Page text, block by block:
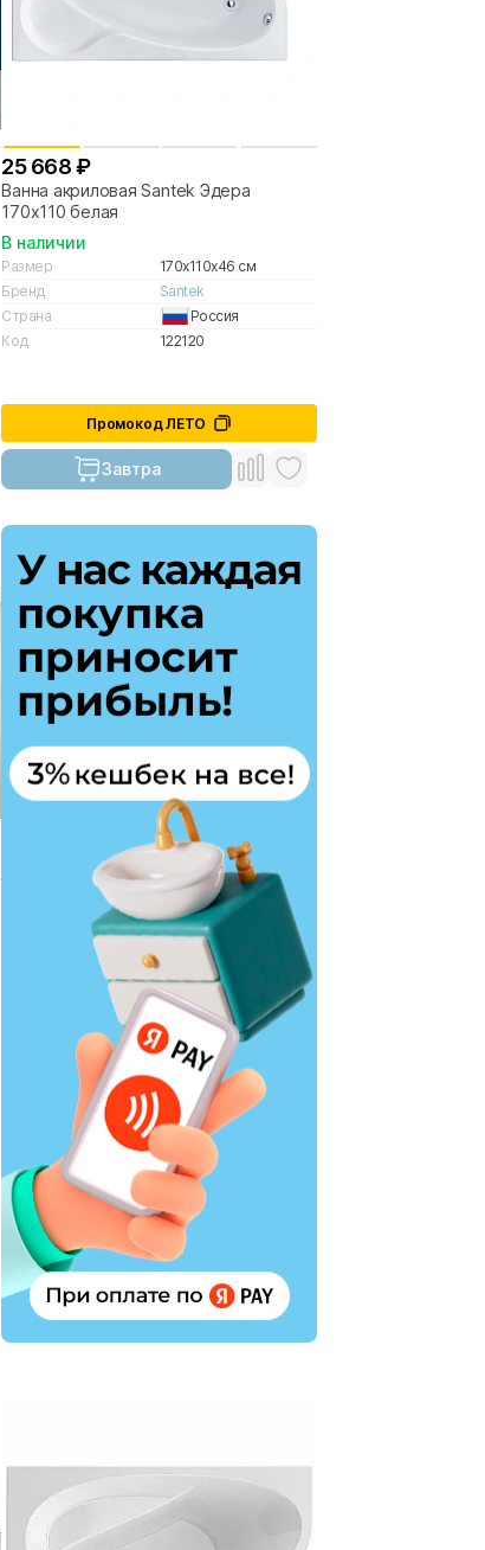
25 668 ₽
Ванна акриловая Santek Эдера
170x110 белая
В наличии
Размер
170x110x46 см
Бренд
Santek
Страна
Россия
Код
122120
Промокод ЛЕТО
Завтра